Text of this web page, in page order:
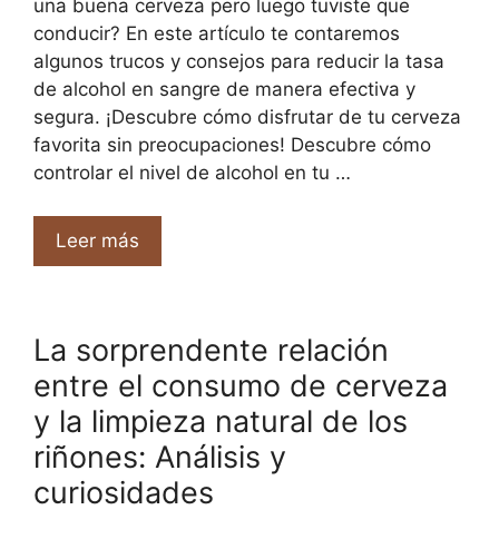
una buena cerveza pero luego tuviste que
conducir? En este artículo te contaremos
algunos trucos y consejos para reducir la tasa
de alcohol en sangre de manera efectiva y
segura. ¡Descubre cómo disfrutar de tu cerveza
favorita sin preocupaciones! Descubre cómo
controlar el nivel de alcohol en tu …
Leer más
La sorprendente relación
entre el consumo de cerveza
y la limpieza natural de los
riñones: Análisis y
curiosidades